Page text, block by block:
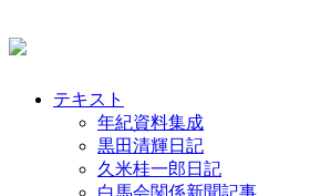
テキスト
年紀資料集成
黒田清輝日記
久米桂一郎日記
白馬会関係新聞記事